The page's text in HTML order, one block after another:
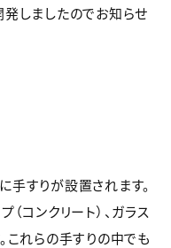
しましたのでお知らせ
すりが設置されます。
コンクリート）、ガラス
これらの手すりの中でも